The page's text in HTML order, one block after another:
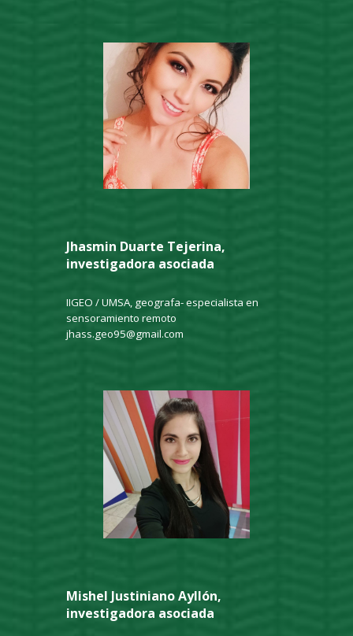
Jhasmin Duarte Tejerina,
investigadora asociada
IIGEO / UMSA, geografa- especialista en
sensoramiento remoto
jhass.geo95@gmail.com
Mishel Justiniano Ayllón,
investigadora asociada